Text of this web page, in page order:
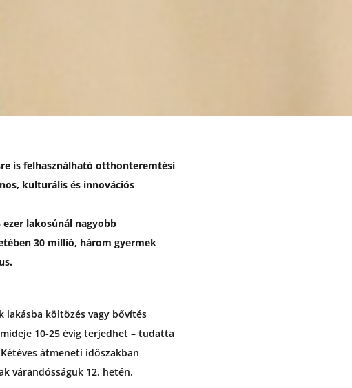
is felhasználható otthonteremtési
kulturális és innovációs
lakosúnál nagyobb
30 millió, három gyermek
lakásba költözés vagy bővítés
10-25 évig terjedhet – tudatta
átmeneti időszakban
várandósságuk 12. hetén.